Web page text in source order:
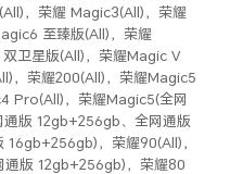
，荣耀 Magic3(All)，荣耀
至臻版(All)，荣耀
卫星版(All)，荣耀Magic V
，荣耀200(All)，荣耀Magic5
Pro(All)，荣耀Magic5(全网
版 12gb+256gb、全网通版
16gb+256gb)，荣耀90(All)，
版 12gb+256gb)，荣耀80